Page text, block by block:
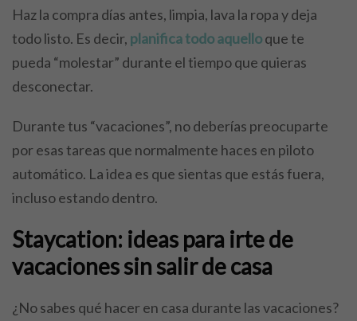
Haz la compra días antes, limpia, lava la ropa y deja
todo listo. Es decir, planifica todo aquelloque te
pueda “molestar” durante el tiempo que quieras
desconectar.
Durante tus “vacaciones”, no deberías preocuparte
por esas tareas que normalmente haces en piloto
automático. La idea es que sientas que estás fuera,
incluso estando dentro.
Staycation: ideas para irte de
vacaciones sin salir de casa
¿No sabes qué hacer en casa durante las vacaciones?